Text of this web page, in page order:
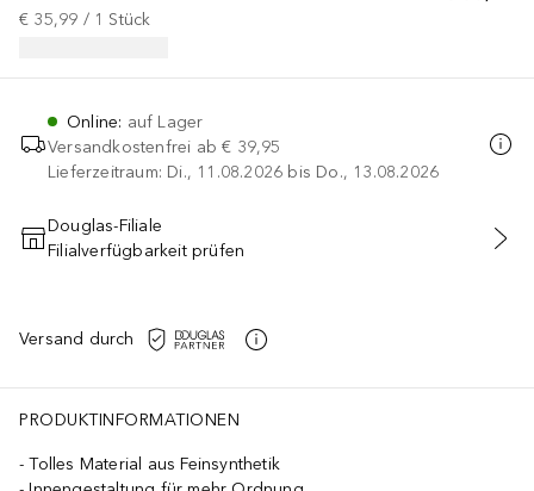
€ 35,99 / 1 Stück
Online: auf Lager
Versandkostenfrei ab € 39,95
Lieferzeitraum: Di., 11.08.2026 bis Do., 13.08.2026
IN DEN WARENKORB
Douglas-Filiale
Filialverfügbarkeit prüfen
Versand durch
PRODUKTINFORMATIONEN
Tolles Material aus Feinsynthetik